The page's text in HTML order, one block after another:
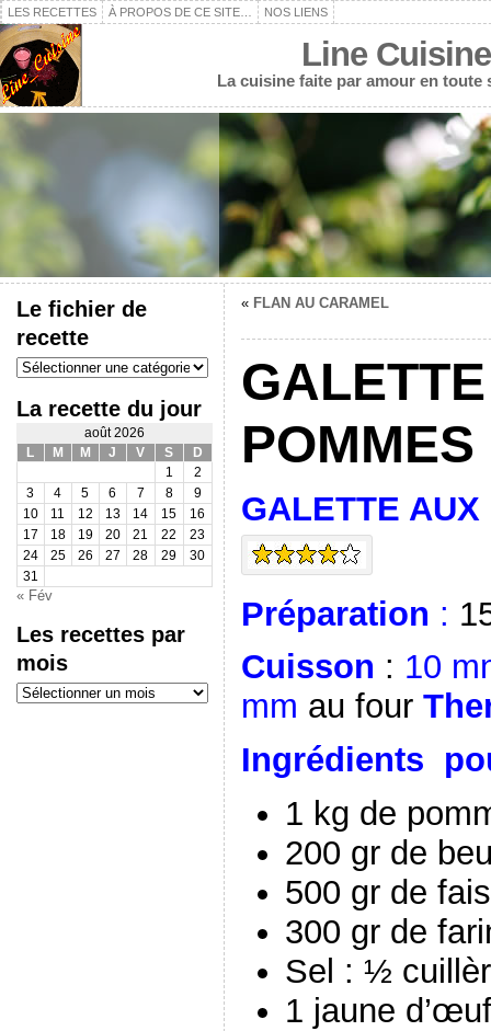
LES RECETTES À PROPOS DE CE SITE… NOS LIENS
Line Cuisine
La cuisine faite par amour en
Le fichier de
recette
Le
fichier
recette
La recette du jour
août 2026
L
M M J V S
D
1
2
3
4 5 6 7 8
9
10
11 12 13 14 15
16
17
18 19 20 21 22
23
24
25 26 27 28 29
30
31
« Fév
Les recettes par
mois
Les
recettes
« FLAN AU CARAMEL
GALETTE
Préparation :
Cuisson : 10
mm au four
Ingrédients
1 kg de
200 gr de
500 gr de
300 gr de
Sel : ½
1 jaune